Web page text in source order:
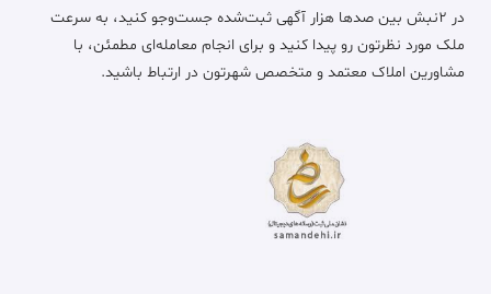
در ۲نبش بین صدها هزار آگهی ثبت‌شده جست‌وجو کنید، به سرعت
ملک مورد نظرتون رو پیدا کنید و برای انجام معامله‌ای مطمئن، با
مشاورین املاک معتمد و متخصص شهرتون در ارتباط باشید.